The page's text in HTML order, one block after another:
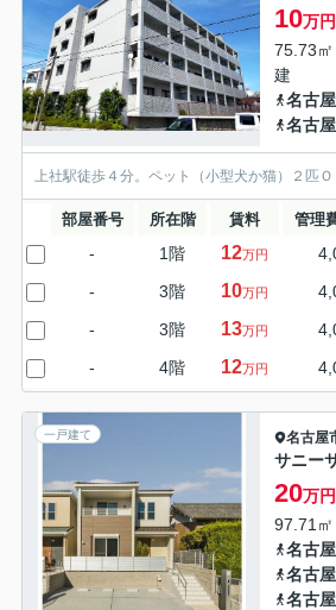
10万
75.73
建
名古
名古
上社駅徒歩４分。ペット（小型犬か猫）２匹
部屋番号 所在階 賃料 管理
- 1階 12万円
- 3階 10万円
- 3階 13万円
- 4階 12万円
一戸建て 名古屋
サニー
20万円
97.71
名古
名古
名古